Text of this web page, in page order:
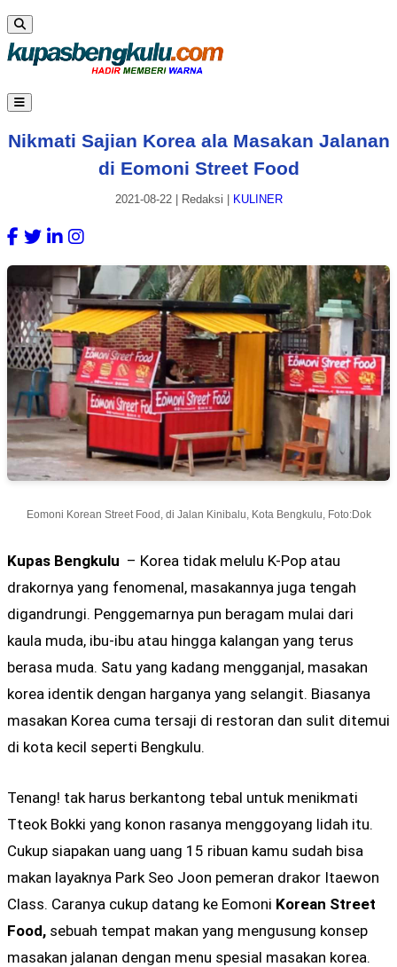
Nikmati Sajian Korea ala Masakan Jalanan
di Eomoni Street Food
2021-08-22| Redaksi KULINER
Eomoni Korean Street Food, di Jalan Kinibalu, Kota Bengkulu, Foto:Dok
Kupas Bengkulu – Korea tidak melulu K-Pop atau
drakornya yang fenomenal, masakannya juga tengah
digandrungi. Penggemarnya pun beragam mulai dari
kaula muda, ibu-ibu atau hingga kalangan yang terus
berasa muda. Satu yang kadang mengganjal, masakan
korea identik dengan harganya yang selangit. Biasanya
masakan Korea cuma tersaji di restoran dan sulit ditemui
di kota kecil seperti Bengkulu.
Tenang! tak harus berkantong tebal untuk menikmati
Tteok Bokki yang konon rasanya menggoyang lidah itu.
Cukup siapakan uang uang 15 ribuan kamu sudah bisa
makan layaknya Park Seo Joon pemeran drakor Itaewon
Class. Caranya cukup datang ke Eomoni Korean Street
Food, sebuah tempat makan yang mengusung konsep
masakan jalanan dengan menu spesial masakan korea.